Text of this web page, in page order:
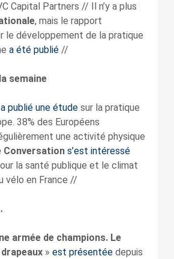
Capital Partners // Il n’y a plus
, mais le rapport
le développement de la pratique
a été publié //
semaine
a publié une étudesur la pratique
38% des Européens
une activité physique
Conversation s’est intéressé
la santé publique et le climat
vélo en France //
armée de champions. Le
» est présentéedepuis